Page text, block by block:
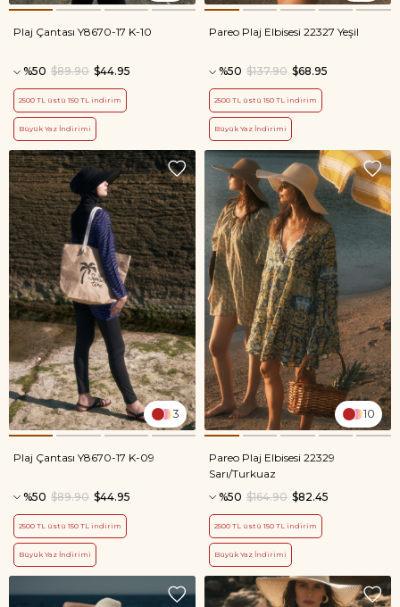
Plaj Çantası Y8670-17 K-10
%50 $44.95
$89.90
2500 TL üstü 150 TL indirim
Büyük Yaz İndirimi
Pareo Plaj Elbisesi 22327 Yeşil
%50 $68.95
$137.90
2500 TL üstü 150 TL indirim
Büyük Yaz İndirimi
3
Plaj Çantası Y8670-17 K-09
%50 $44.95
$89.90
2500 TL üstü 150 TL indirim
Büyük Yaz İndirimi
10
Pareo Plaj Elbisesi 22329
Sarı/Turkuaz
%50
$82.45
$164.90
2500 TL üstü 150 TL indirim
Büyük Yaz İndirimi